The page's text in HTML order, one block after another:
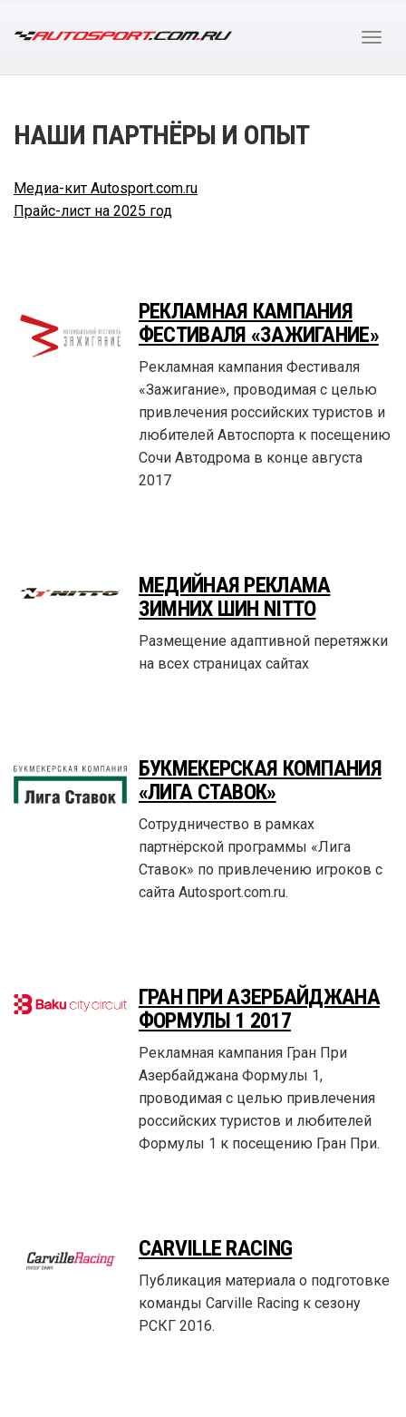
НАШИ ПАРТНЁРЫ И ОПЫТ
Медиа-кит Autosport.com.ru
Прайс-лист на 2025 год
РЕКЛАМНАЯ КАМПАНИЯ
ФЕСТИВАЛЯ «ЗАЖИГАНИЕ»
Рекламная кампания Фестиваля
«Зажигание», проводимая с целью
привлечения российских туристов и
любителей Автоспорта к посещению
Сочи Автодрома в конце августа
2017
МЕДИЙНАЯ РЕКЛАМА
ЗИМНИХ ШИН NITTO
Размещение адаптивной перетяжки
на всех страницах сайтах
БУКМЕКЕРСКАЯ КОМПАНИЯ
«ЛИГА СТАВОК»
Сотрудничество в рамках
партнёрской программы «Лига
Ставок» по привлечению игроков с
сайта Autosport.com.ru.
ГРАН ПРИ АЗЕРБАЙДЖАНА
ФОРМУЛЫ 1 2017
Рекламная кампания Гран При
Азербайджана Формулы 1,
проводимая с целью привлечения
российских туристов и любителей
Формулы 1 к посещению Гран При.
CARVILLE RACING
Публикация материала о подготовке
команды Carville Racing к сезону
РСКГ 2016.